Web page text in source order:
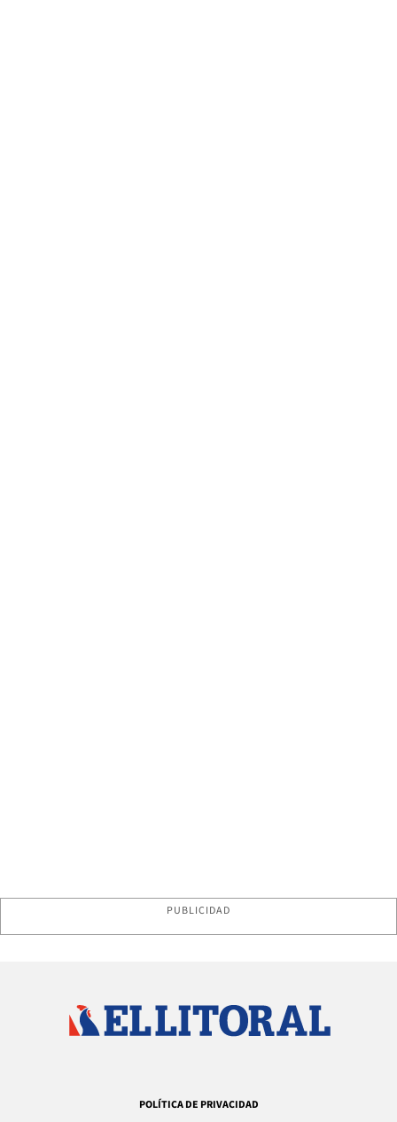
PUBLICIDAD
POLÍTICA DE PRIVACIDAD